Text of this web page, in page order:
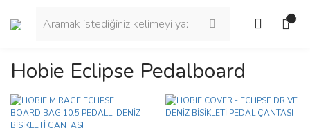
Hobie Eclipse Pedalboard